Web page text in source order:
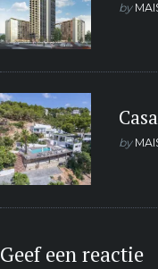
by
by
Geef een reactie